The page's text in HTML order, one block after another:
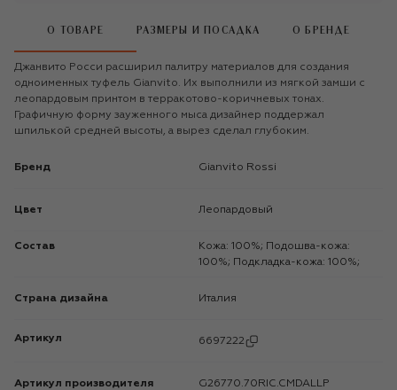
О ТОВАРЕ РАЗМЕРЫ И ПОСАДКА О БРЕНДЕ
Джанвито Росси расширил палитру материалов для создания
одноименных туфель Gianvito. Их выполнили из мягкой замши с
леопардовым принтом в терракотово-коричневых тонах.
Графичную форму зауженного мыса дизайнер поддержал
шпилькой средней высоты, а вырез сделал глубоким.
Бренд Gianvito Rossi
Цвет Леопардовый
Состав
Кожа: 100%; Подошва-кожа:
100%; Подкладка-кожа: 100%;
Страна дизайна Италия
Артикул 6697222
Артикул производителя G26770.70RIC.CMDALLP